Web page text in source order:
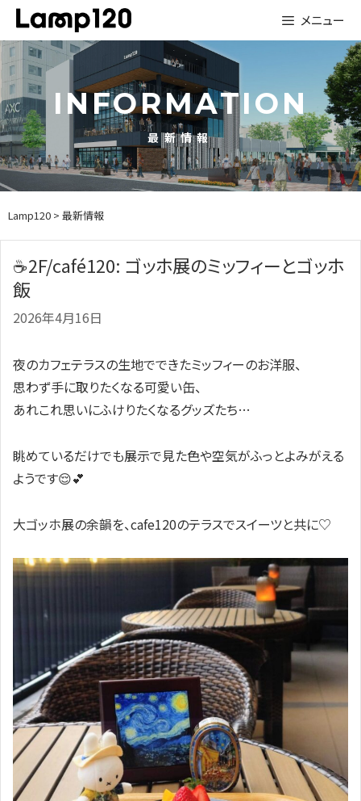
Skip
content
メニュー
INFORMATION
最新情報
Lamp120 > 最新情報
☕2F/café120: ゴッホ展のミッフィーとゴッホ
飯
2026年4月16日
夜のカフェテラスの生地でできたミッフィーのお洋服、
思わず手に取りたくなる可愛い缶、
あれこれ思いにふけりたくなるグッズたち…
眺めているだけでも展示で見た色や空気がふっとよみがえる
ようです😌💕
大ゴッホ展の余韻を、cafe120のテラスでスイーツと共に♡